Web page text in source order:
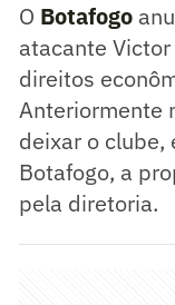
O Botafogo
atacante
direitos
Anteriormente
deixar o clube,
Botafogo, a
pela diretoria.